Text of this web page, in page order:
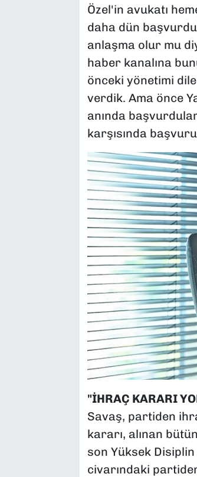
Özel'in avukatı
daha dün
anlaşma olur mu
haber kanalına
önceki yönetimi
verdik. Ama önce
anında
karşısında
"İHRAÇ KARARI
Savaş, partiden
kararı, alınan
son Yüksek
civarındaki